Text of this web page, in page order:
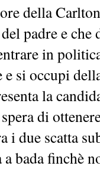
della
padre e
in
si occupi
la
di
due scatta
a bada finchè